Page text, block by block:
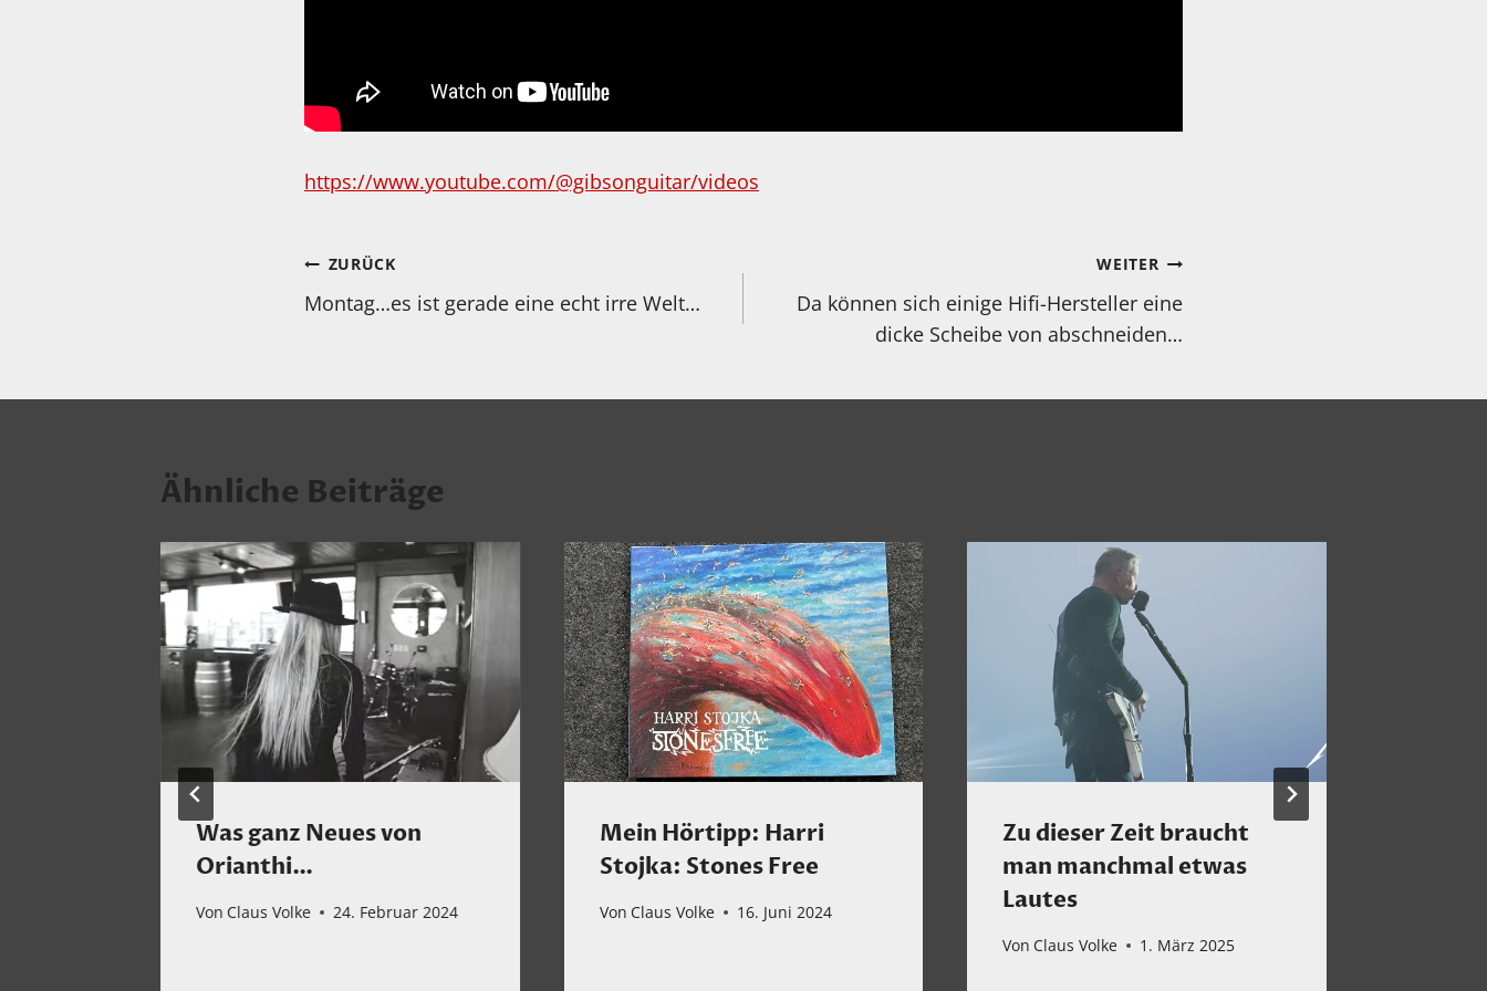
https://www.youtube.com/@gibsonguitar/videos
Beitragsnavigation
ZURÜCK
Montag…es ist gerade eine echt irre Welt…
WEITER
Da können sich einige Hifi-Hersteller eine
dicke Scheibe von abschneiden…
Ähnliche Beiträge
Was ganz Neues von
Orianthi…
Von Claus Volke 24. Februar 2024
Mein Hörtipp: Harri
Stojka: Stones Free
Von Claus Volke 16. Juni 2024
Zu dieser Zeit braucht
man manchmal etwas
Lautes
Von Claus Volke 1. März 2025